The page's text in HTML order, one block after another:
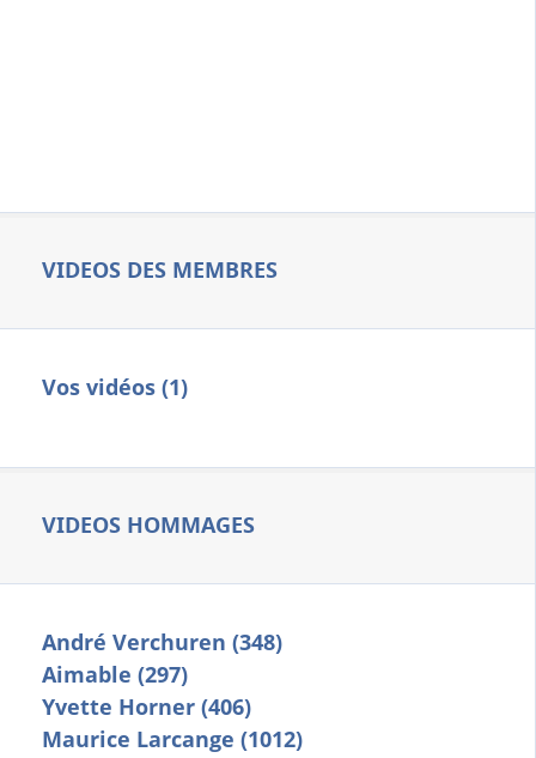
VIDEOS DES MEMBRES
Vos vidéos (1)
VIDEOS HOMMAGES
André Verchuren (348)
Aimable (297)
Yvette Horner (406)
Maurice Larcange (1012)